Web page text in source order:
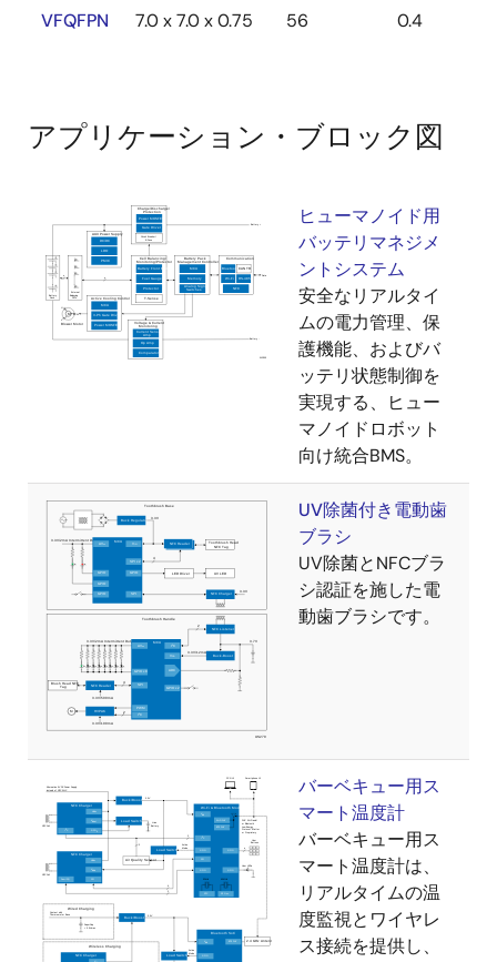
VFQFPN 7.0 x 7.0 x 0.75 56 0.4
アプリケーション・ブロック図
ヒューマノイド用
バッテリマネジメ
ントシステム
安全なリアルタイ
ムの電力管理、保
護機能、およびバ
ッテリ状態制御を
実現する、ヒュー
マノイドロボット
向け統合BMS。
UV除菌付き電動歯
ブラシ
UV除菌とNFCブラ
シ認証を施した電
動歯ブラシです。
バーベキュー用ス
マート温度計
バーベキュー用ス
マート温度計は、
リアルタイムの温
度監視とワイヤレ
ス接続を提供し、